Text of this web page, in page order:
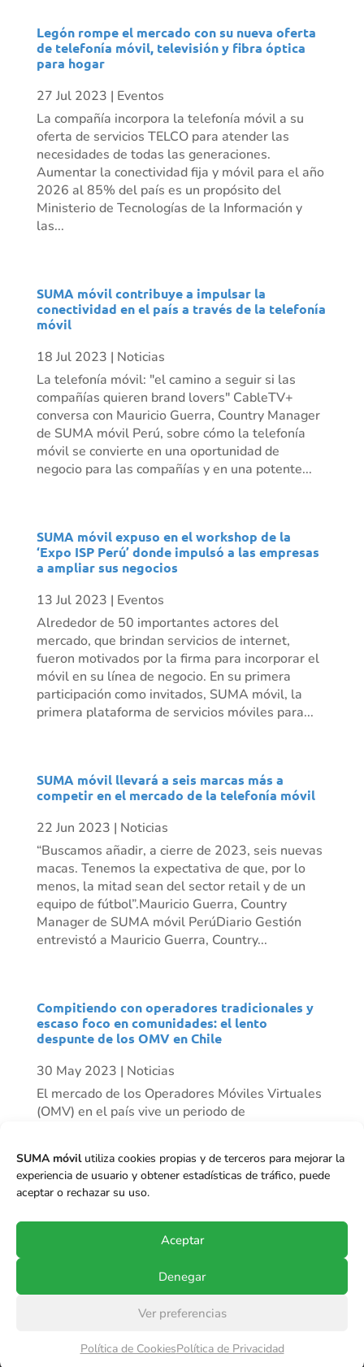
SUMA móvilutiliza cookies propias y de terceros para mejorar la
experiencia de usuario y obtener estadísticas de tráfico, puede
aceptar o rechazar su uso.
Aceptar
Denegar
Ver preferencias
Política de CookiesPolítica de Privacidad
Legón rompe el mercado con su nueva oferta
de telefonía móvil, televisión y fibra óptica
para hogar
27 Jul 2023 | Eventos
La compañía incorpora la telefonía móvil a su
oferta de servicios TELCO para atender las
necesidades de todas las generaciones.
Aumentar la conectividad fija y móvil para el año
2026 al 85% del país es un propósito del
Ministerio de Tecnologías de la Información y
las...
SUMA móvil contribuye a impulsar la
conectividad en el país a través de la telefonía
móvil
18 Jul 2023 | Noticias
La telefonía móvil: "el camino a seguir si las
compañías quieren brand lovers" CableTV+
conversa con Mauricio Guerra, Country Manager
de SUMA móvil Perú, sobre cómo la telefonía
móvil se convierte en una oportunidad de
negocio para las compañías y en una potente...
SUMA móvil expuso en el workshop de la
‘Expo ISP Perú’ donde impulsó a las empresas
a ampliar sus negocios
13 Jul 2023 | Eventos
Alrededor de 50 importantes actores del
mercado, que brindan servicios de internet,
fueron motivados por la firma para incorporar el
móvil en su línea de negocio. En su primera
participación como invitados, SUMA móvil, la
primera plataforma de servicios móviles para...
SUMA móvil llevará a seis marcas más a
competir en el mercado de la telefonía móvil
22 Jun 2023 | Noticias
“Buscamos añadir, a cierre de 2023, seis nuevas
macas. Tenemos la expectativa de que, por lo
menos, la mitad sean del sector retail y de un
equipo de fútbol”.Mauricio Guerra, Country
Manager de SUMA móvil PerúDiario Gestión
entrevistó a Mauricio Guerra, Country...
Compitiendo con operadores tradicionales y
escaso foco en comunidades: el lento
despunte de los OMV en Chile
30 May 2023 | Noticias
El mercado de los Operadores Móviles Virtuales
(OMV) en el país vive un periodo de
Mundo Móvil que ha tenido un crecimiento
importante de clientes en el último tiempo, y se
proyecta...
Todos los derechos reservados.